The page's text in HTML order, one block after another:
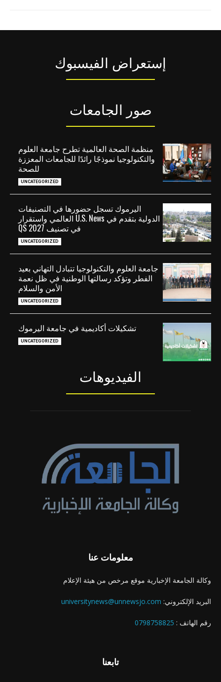
إستعراض الفيسبوك
صور الجامعات
منظمة الصحة العالمية تطرح جامعة العلوم
والتكنولوجيا نموذجًا رائدًا للجامعات المعززة
للصحة
UNCATEGORIZED
اليرموك تسجل حضورها في التصنيفات
الدولية بتقدم في U.S. News العالمي واستقرار
في تصنيف QS 2027
UNCATEGORIZED
جامعة العلوم والتكنولوجيا تتبادل التهاني بعيد
الفطر وتؤكد رسالتها الوطنية في ظل نعمة
الأمن والسلام
UNCATEGORIZED
تشكيلات أكاديمية في جامعة اليرموك
UNCATEGORIZED
الفيديوهات
معلومات عنا
وكالة الجامعة الإخبارية موقع مرخص من هيئة الإعلام
البريد الإلكتروني: universitynews@unnewsjo.com
رقم الهاتف : 0798758825
تابعنا